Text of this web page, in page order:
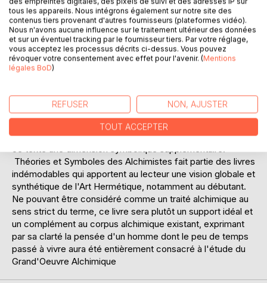
et infatigable, il nous a quitté à l'âge de vingt'quatre ans,
laissant à la postérité la traduction du latin en français des
Cinq traités d'Alchimie, Théories et Symboles des
Alchimistes, la traduction et le commentaire de Lettre sur
les prodiges de la nature et de l'art de Roger Bacon et du
Livre des Feux de Marcus Groecus et enfin, une Etude sur
Le Théories et Symboles que nous proposons ici est une
version modernisée de l'édition Chacornac de 1891. Les
nombreuses gravures qui illustrent cet ouvrage ont été
peintes à l'aquarelle par Adam Mac Lean, donnant ainsi à
ce texte une dimension symbolique supplémentaire.
Théories et Symboles des Alchimistes fait partie des livres
indémodables qui apportent au lecteur une vision globale et
synthétique de l'Art Hermétique, notamment au débutant.
Ne pouvant être considéré comme un traité alchimique au
sens strict du terme, ce livre sera plutôt un support idéal et
un complément au corpus alchimique existant, exprimant
par sa clarté la pensée d'un homme dont le peu de temps
passé à vivre aura été entièrement consacré à l'étude du
Grand'Oeuvre Alchimique
tous les appareils. Nous intégrons également sur notre site des
contenus tiers provenant d'autres fournisseurs (plateformes vidéo).
Nous n'avons aucune influence sur le traitement ultérieur des données
et sur un éventuel tracking par le fournisseur tiers. Par votre réglage,
vous acceptez les processus décrits ci-dessus. Vous pouvez
révoquer votre consentement avec effet pour l'avenir. (Mentions
légales BoD)
REFUSER NON, AJUSTER
TOUT ACCEPTER